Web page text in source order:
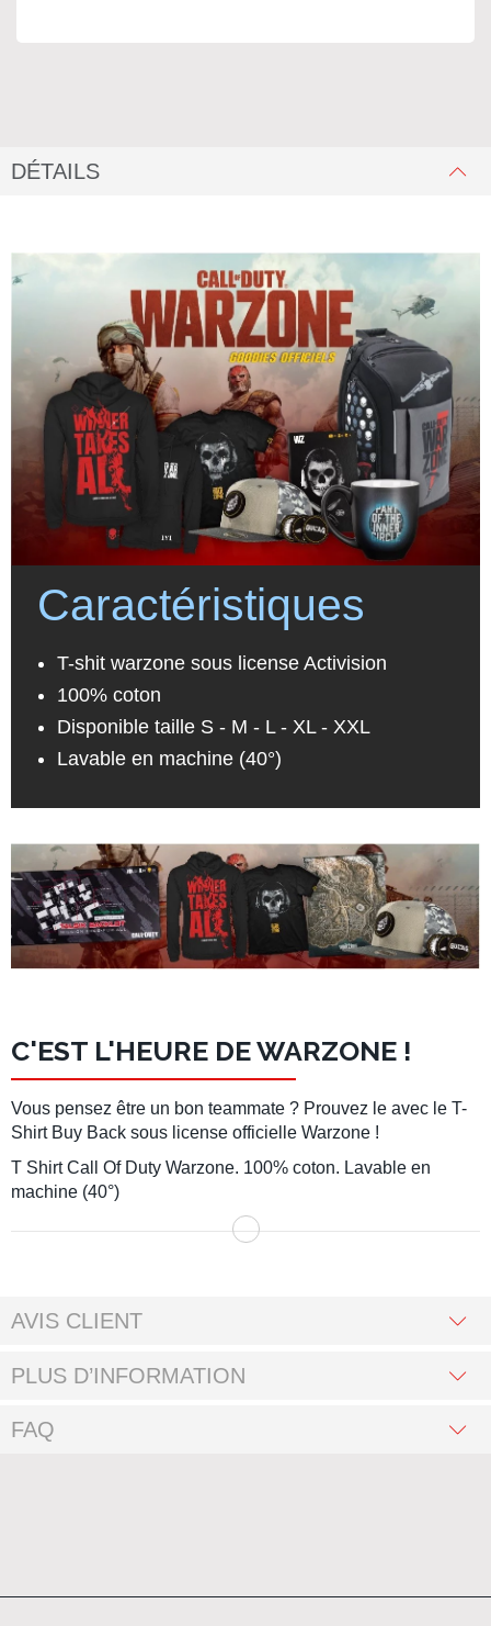
DÉTAILS
Caractéristiques
T-shit warzone sous license Activision
100% coton
Disponible taille S - M - L - XL - XXL
Lavable en machine (40°)
C'EST L'HEURE DE WARZONE !
Vous pensez être un bon teammate ? Prouvez le avec le T-
Shirt Buy Back sous license officielle Warzone !
T ShirtCall Of Duty Warzone. 100% coton. Lavable en
machine (40°)
AVIS CLIENT
PLUS D’INFORMATION
FAQ